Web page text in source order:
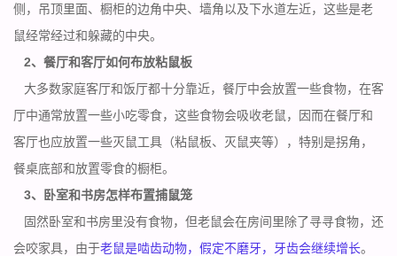
侧，吊顶里面、橱柜的边角中央、墙角以及下水道左近，这些是老
鼠经常经过和躲藏的中央。
2、餐厅和客厅如何布放粘鼠板
大多数家庭客厅和饭厅都十分靠近，餐厅中会放置一些食物，在客
厅中通常放置一些小吃零食，这些食物会吸收老鼠，因而在餐厅和
客厅也应放置一些灭鼠工具（粘鼠板、灭鼠夹等），特别是拐角，
餐桌底部和放置零食的橱柜。
3、卧室和书房怎样布置捕鼠笼
固然卧室和书房里没有食物，但老鼠会在房间里除了寻寻食物，还
会咬家具，由于老鼠是啮齿动物，假定不磨牙，牙齿会继续增长。